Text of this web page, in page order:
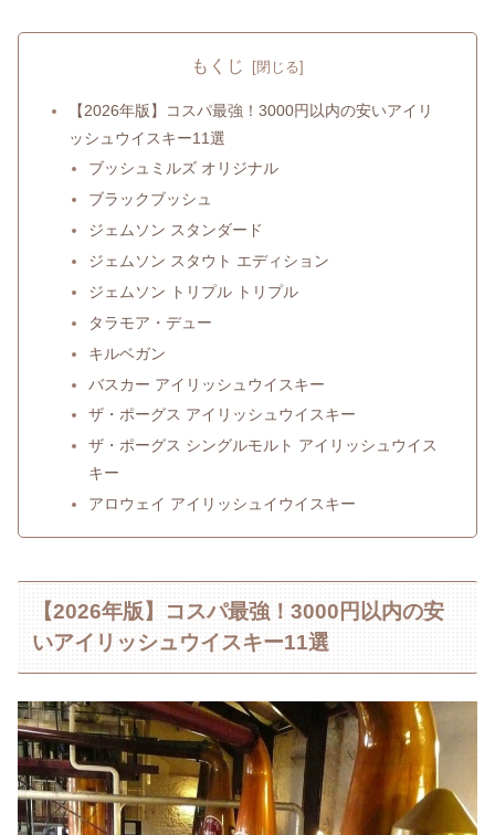
もくじ
【2026年版】コスパ最強！3000円以内の安いアイリ
ッシュウイスキー11選
ブッシュミルズ オリジナル
ブラックブッシュ
ジェムソン スタンダード
ジェムソン スタウト エディション
ジェムソン トリプル トリプル
タラモア・デュー
キルベガン
バスカー アイリッシュウイスキー
ザ・ポーグス アイリッシュウイスキー
ザ・ポーグス シングルモルト アイリッシュウイス
キー
アロウェイ アイリッシュイウイスキー
【2026年版】コスパ最強！3000円以内の安
いアイリッシュウイスキー11選